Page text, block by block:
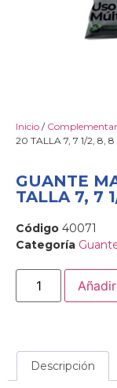
Inicio /
20 TALLA 7, 7 1/2, 8, 8
GUANTE
TALLA 7, 7
Código 40071
Categoría
Descripción